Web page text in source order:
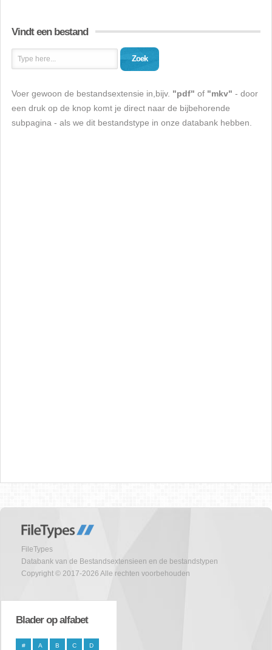
Vindt een bestand
Zoek
Voer gewoon de bestandsextensie in,bijv. "pdf" of "mkv" - door
een druk op de knop komt je direct naar de bijbehorende
subpagina - als we dit bestandstype in onze databank hebben.
FileTypes
Databank van de Bestandsextensieen en de bestandstypen
Copyright © 2017-2026 Alle rechten voorbehouden
Blader op alfabet
# A B C D